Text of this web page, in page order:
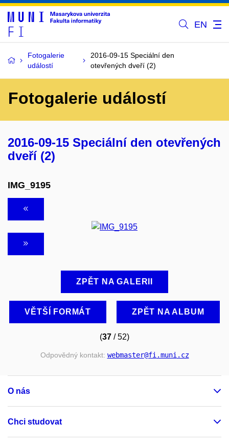
EN
Fotogalerie
událostí
2016-09-15 Speciální den
otevřených dveří (2)
Fotogalerie událostí
2016-09-15 Speciální den otevřených
dveří (2)
IMG_9195
ZPĚT NA GALERII
VĚTŠÍ FORMÁT ZPĚT NA ALBUM
(37 / 52)
Odpovědný kontakt: webmaster@fi.muni.cz
O nás
Chci studovat